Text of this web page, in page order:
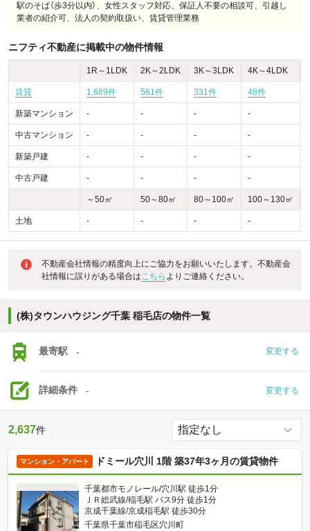
駅のそば（歩3分以内）、女性スタッフ対応、保証人不要の相談可、引越し
業者の紹介可、法人の契約取扱い、賃貸管理業務
ニフティ不動産に掲載中の物件情報
1R～1LDK 2K～2LDK 3K～3LDK 4K～4LDK
賃貸 1,689件 561件 331件 48件
新築マンション - - - -
中古マンション - - - -
新築戸建 - - - -
中古戸建 - - - -
～50㎡ 50～80㎡ 80～100㎡ 100～130㎡
土地 - - - -
不動産会社情報の精度向上にご協力をお願いいたします。不動産会
社情報に誤りがある場合はこちら よりご連絡ください。
(株)タウンハウジング千葉 稲毛店の物件一覧
最寄駅 - 変更する
詳細条件 - 変更する
2,637件
マンション・アパート ドミール穴川 1階 築37年3ヶ月の賃貸物件
千葉都市モノレール/穴川駅 徒歩1分
ＪＲ総武線/稲毛駅 バス9分 徒歩1分
京成千葉線/京成稲毛駅 徒歩30分
千葉県千葉市稲毛区穴川町